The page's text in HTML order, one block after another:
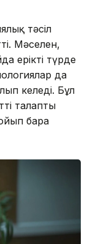
тәсіл
Мәселен,
ерікті түрде
да
келеді. Бұл
талаптың
бара